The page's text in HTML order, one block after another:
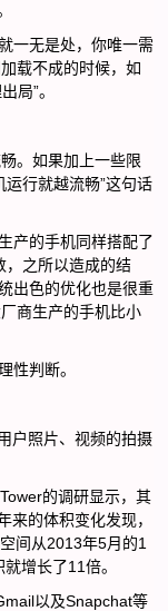
一无是处，你唯一需
载不成的时候，如
局”。
。如果加上一些限
行就越流畅”这句话
的手机同样搭配了
，之所以造成的结
出色的优化也是很重
商生产的手机比小
判断。
照片、视频的拍摄
的调研显示，其
来的体积变化发现，
间从2013年5月的1
增长了11倍。
以及Snapchat等